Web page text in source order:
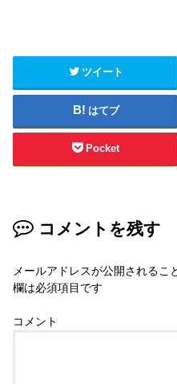
ツイート
はてブ
Pocket
コメントを残す
メールアドレスが公開されるこ
欄は必須項目です
コメント